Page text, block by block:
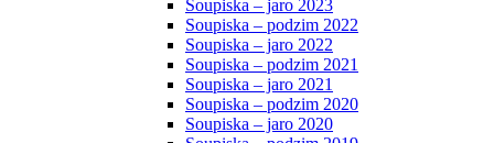
Soupiska – jaro 2023
Soupiska – podzim 2022
Soupiska – jaro 2022
Soupiska – podzim 2021
Soupiska – jaro 2021
Soupiska – podzim 2020
Soupiska – jaro 2020